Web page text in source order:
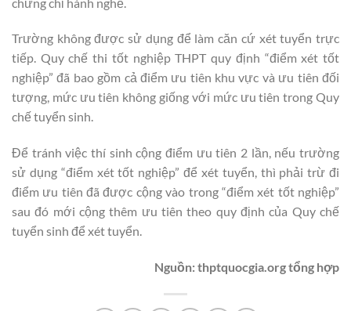
Trường không được sử dụng để làm căn cứ xét tuyển trực
tiếp. Quy chế thi tốt nghiệp THPT quy định “điểm xét tốt
nghiệp” đã bao gồm cả điểm ưu tiên khu vực và ưu tiên đối
tượng, mức ưu tiên không giống với mức ưu tiên trong Quy
chế tuyển sinh.
Để tránh việc thí sinh cộng điểm ưu tiên 2 lần, nếu trường
sử dụng “điểm xét tốt nghiệp” để xét tuyển, thì phải trừ đi
điểm ưu tiên đã được cộng vào trong “điểm xét tốt nghiệp”
sau đó mới cộng thêm ưu tiên theo quy định của Quy chế
tuyển sinh để xét tuyển.
Nguồn: thptquocgia.org tổng hợp